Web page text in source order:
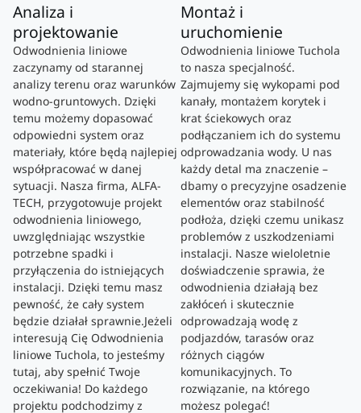
Analiza i
projektowanie
Odwodnienia liniowe
zaczynamy od starannej
analizy terenu oraz warunków
wodno-gruntowych. Dzięki
temu możemy dopasować
odpowiedni system oraz
materiały, które będą najlepiej
współpracować w danej
sytuacji. Nasza firma, ALFA-
TECH, przygotowuje projekt
odwodnienia liniowego,
uwzględniając wszystkie
potrzebne spadki i
przyłączenia do istniejących
instalacji. Dzięki temu masz
pewność, że cały system
będzie działał sprawnie.Jeżeli
interesują Cię Odwodnienia
liniowe Tuchola, to jesteśmy
tutaj, aby spełnić Twoje
oczekiwania! Do każdego
projektu podchodzimy z
Montaż i
uruchomienie
Odwodnienia liniowe Tuchola
to nasza specjalność.
Zajmujemy się wykopami pod
kanały, montażem korytek i
krat ściekowych oraz
podłączaniem ich do systemu
odprowadzania wody. U nas
każdy detal ma znaczenie –
dbamy o precyzyjne osadzenie
elementów oraz stabilność
podłoża, dzięki czemu unikasz
problemów z uszkodzeniami
instalacji. Nasze wieloletnie
doświadczenie sprawia, że
odwodnienia działają bez
zakłóceń i skutecznie
odprowadzają wodę z
podjazdów, tarasów oraz
różnych ciągów
komunikacyjnych. To
rozwiązanie, na którego
możesz polegać!